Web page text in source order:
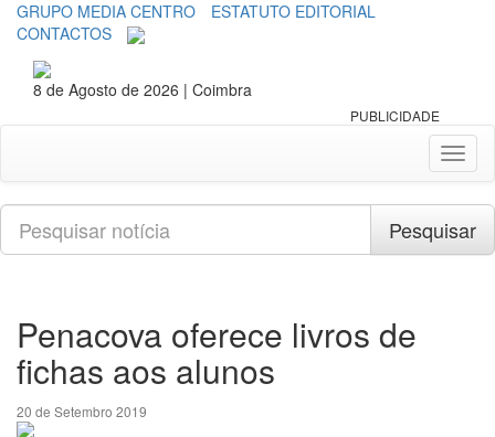
GRUPO MEDIA CENTRO
ESTATUTO EDITORIAL
CONTACTOS
8 de Agosto de 2026 | Coimbra
PUBLICIDADE
Pesquisar
Pesquisar
Penacova oferece livros de
fichas aos alunos
20 de Setembro 2019